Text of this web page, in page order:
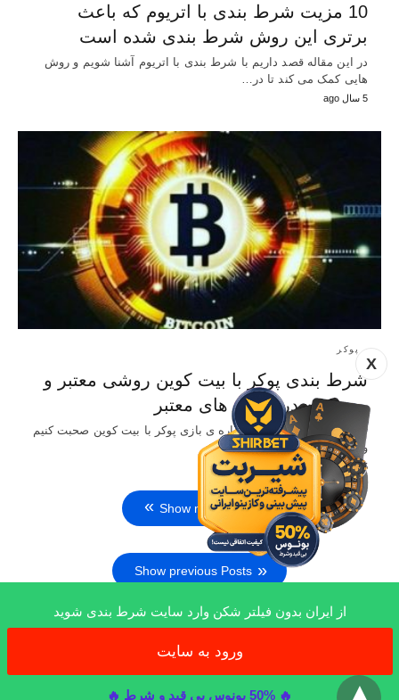
X
10 مزیت شرط بندی با اتریوم که باعث
برتری این روش شرط بندی شده است
در این مقاله قصد داریم با شرط بندی با اتریوم آشنا شویم و روش
هایی کمک می کند تا در…
5 سال ago
پوکر
شرط بندی پوکر با بیت کوین روشی معتبر و
به صرفه در کازینو های معتبر
در این مقاله قصد داریم درباره ی بازی پوکر با بیت کوین صحبت کنیم
و مزیت های استفاده از این…
5 سال ago
Show more Posts
Show previous Posts
All Rights Reserved
از ایران بدون فیلتر شکن وارد سایت شرط بندی شوید
ورود به سایت
🔥 50% بونوس بی قید و شرط 🔥